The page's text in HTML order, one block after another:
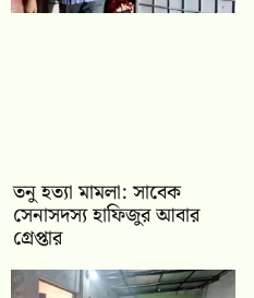
তনু হত্যা মামলা: সাবেক
সেনাসদস্য হাফিজুর আবার
গ্রেপ্তার